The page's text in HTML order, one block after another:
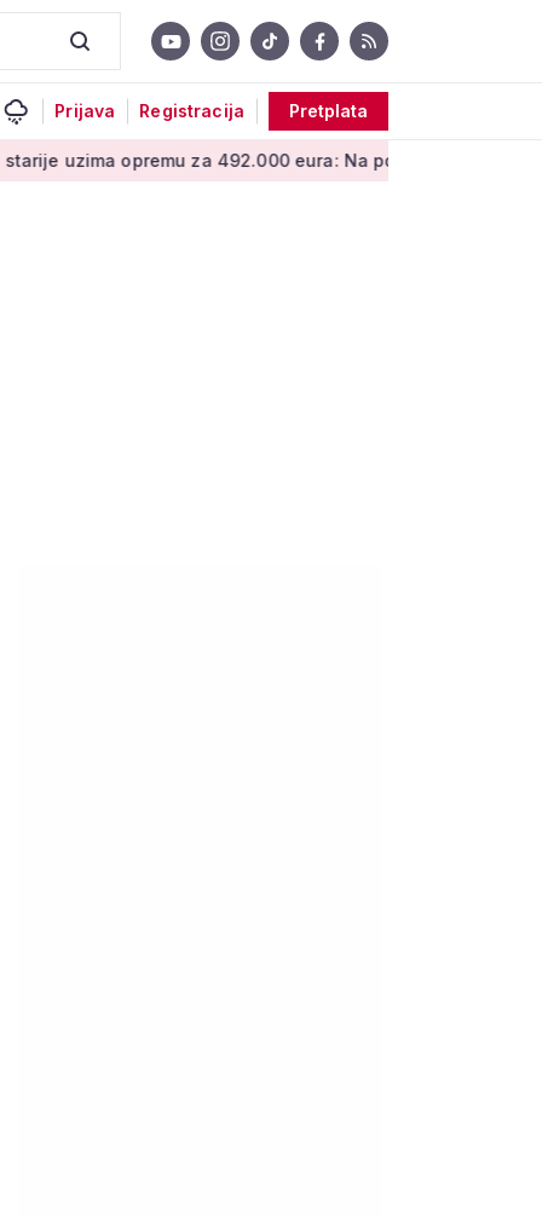
Prijava Registracija Pretplata
za 492.000 eura: Na popisu su i stolice za tuširanje